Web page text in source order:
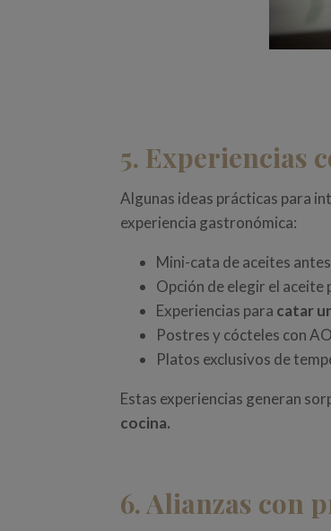
5. Experiencias
Algunas ideas prácticas para
experiencia gastronómica:
Mini-cata de aceites
Opción de elegir el aceite
Experiencias para catar
Postres y cócteles con
Platos exclusivos de
Estas experiencias generan
cocina.
6. Alianzas con